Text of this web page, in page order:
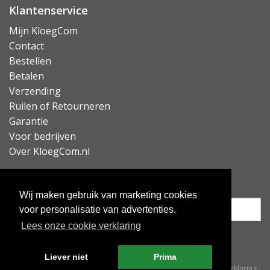
Wij maken gebruik van marketing cookies
voor personalisatie van advertenties.
Lees onze cookie verklaring
Liever niet Prima
Klantenservice
Mijn KloegCom
Contact
Bestellen
Betalen
Verzending
Ruilen of Retourneren
Garantie
Voor bedrijven
Over KloegCom.nl